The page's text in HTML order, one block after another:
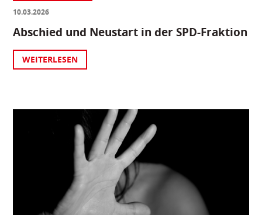
10.03.2026
Abschied und Neustart in der SPD-Fraktion
WEITERLESEN